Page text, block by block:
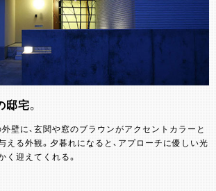
宅。
壁に、玄関や窓のブラウンがアクセントカラーと
える外観。夕暮れになると、アプローチに優しい光
く迎えてくれる。